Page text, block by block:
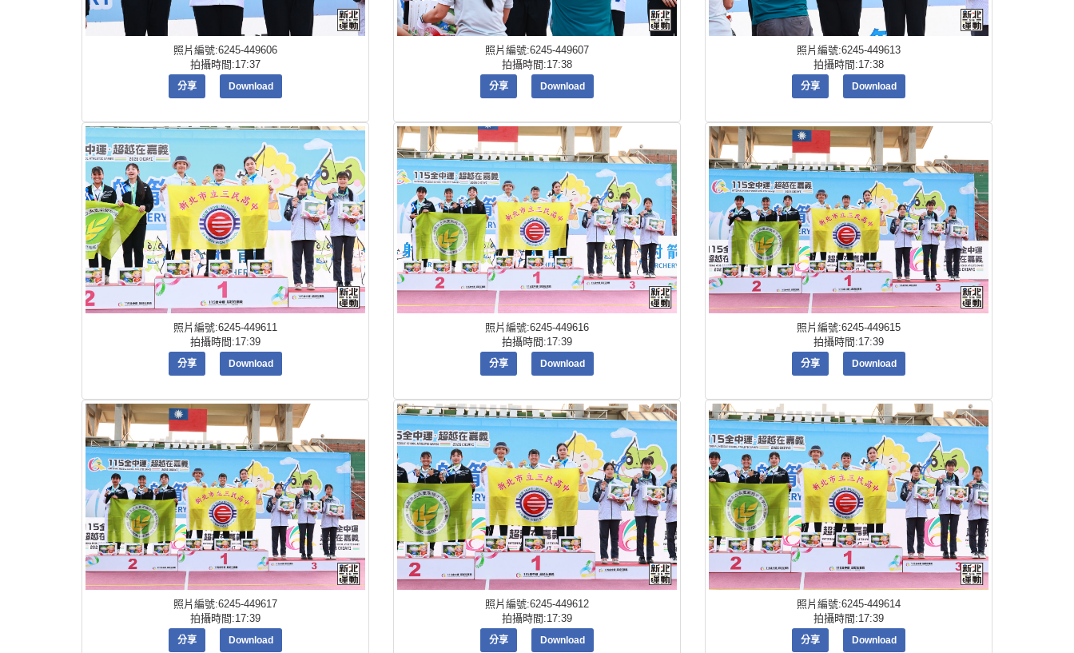
照片編號:6245-449606
拍攝時間:17:37
分享 Download
照片編號:6245-449607
拍攝時間:17:38
分享 Download
照片編號:6245-449613
拍攝時間:17:38
分享 Download
照片編號:6245-449611
拍攝時間:17:39
分享 Download
照片編號:6245-449616
拍攝時間:17:39
分享 Download
照片編號:6245-449615
拍攝時間:17:39
分享 Download
照片編號:6245-449617
拍攝時間:17:39
分享 Download
照片編號:6245-449612
拍攝時間:17:39
分享 Download
照片編號:6245-449614
拍攝時間:17:39
分享 Download